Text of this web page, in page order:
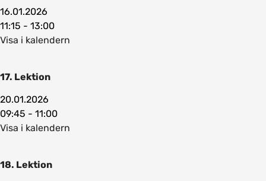
16.01.2026
11:15 - 13:00
Visa i kalendern
17. Lektion
20.01.2026
09:45 - 11:00
Visa i kalendern
18. Lektion